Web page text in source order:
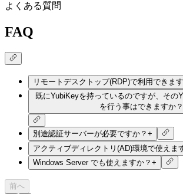
よくある質問
FAQ
リモートデスクトップ(RDP)で利用できま
既にYubiKeyを持っているのですが、その
を行う事はできますか？
別途認証サーバーが必要ですか？ +
アクティブディレクトリ(AD)環境で使えま
Windows Server でも使えますか？ +
前へ